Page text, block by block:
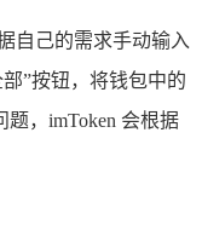
自己的需求手动输入
”按钮，将钱包中的
，imToken 会根据